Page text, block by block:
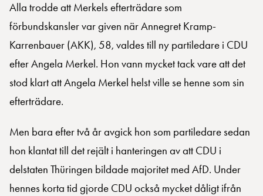
Alla trodde att Merkels efterträdare som
förbundskansler var given när Annegret Kramp-
Karrenbauer (AKK), 58, valdes till ny partiledare i CDU
efter Angela Merkel. Hon vann mycket tack vare att det
stod klart att Angela Merkel helst ville se henne som sin
efterträdare.
Men bara efter två år avgick hon som partiledare sedan
hon klantat till det rejält i hanteringen av att CDU i
delstaten Thüringen bildade majoritet med AfD. Under
hennes korta tid gjorde CDU också mycket dåligt ifrån